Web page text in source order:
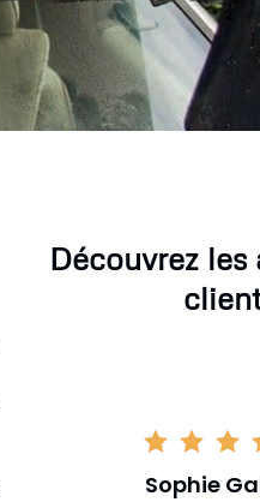
Découvrez les
Sophie